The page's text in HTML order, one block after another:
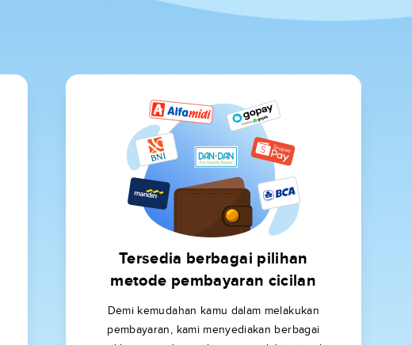
Tersedia berbagai pilihan
metode pembayaran cicilan
Demi kemudahan kamu dalam melakukan
pembayaran, kami menyediakan berbagai